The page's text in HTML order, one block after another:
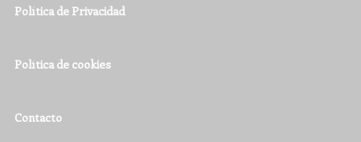
Política de Privacidad
Política de cookies
Contacto